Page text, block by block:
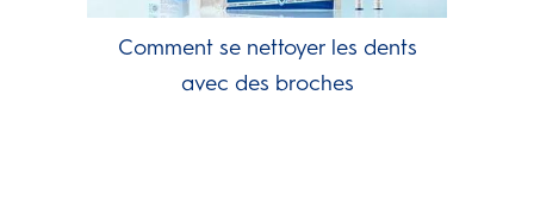
Comment se nettoyer les dents
avec des broches